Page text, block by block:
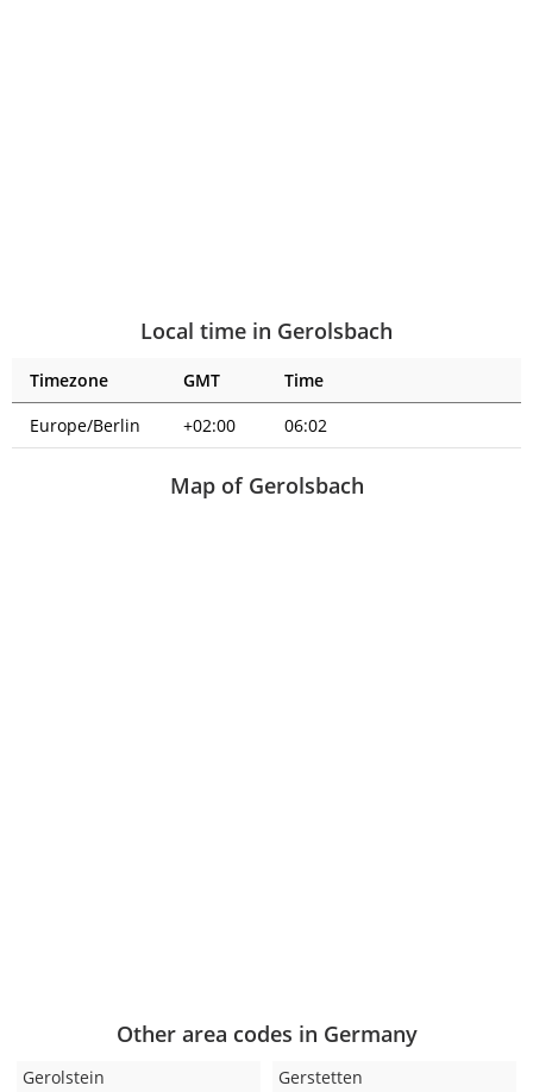
Local time in Gerolsbach
Timezone GMT
Time
Europe/Berlin
+02:00 06:02
Map of Gerolsbach
Other area codes in Germany
Gerolstein Gerstetten